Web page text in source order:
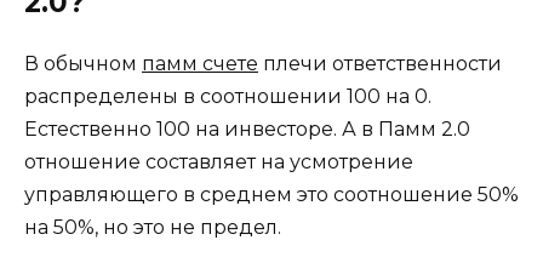
В обычном памм счете плечи ответственности
распределены в соотношении 100 на 0.
Естественно 100 на инвесторе. А в Памм 2.0
отношение составляет на усмотрение
управляющего в среднем это соотношение 50%
на 50%, но это не предел.